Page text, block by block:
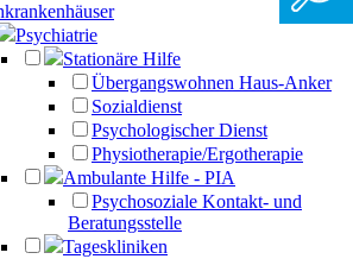
Psychiatrie
Stationäre Hilfe
Übergangswohnen Haus-Anker
Sozialdienst
Psychologischer Dienst
Physiotherapie/Ergotherapie
Ambulante Hilfe - PIA
Psychosoziale Kontakt- und
Beratungsstelle
Tageskliniken